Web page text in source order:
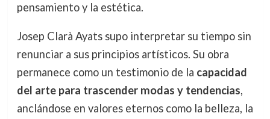
pensamiento y la estética.
Josep Clarà Ayats supo interpretar su tiempo sin
renunciar a sus principios artísticos. Su obra
permanece como un testimonio de la capacidad
del arte para trascender modas y tendencias,
anclándose en valores eternos como la belleza, la